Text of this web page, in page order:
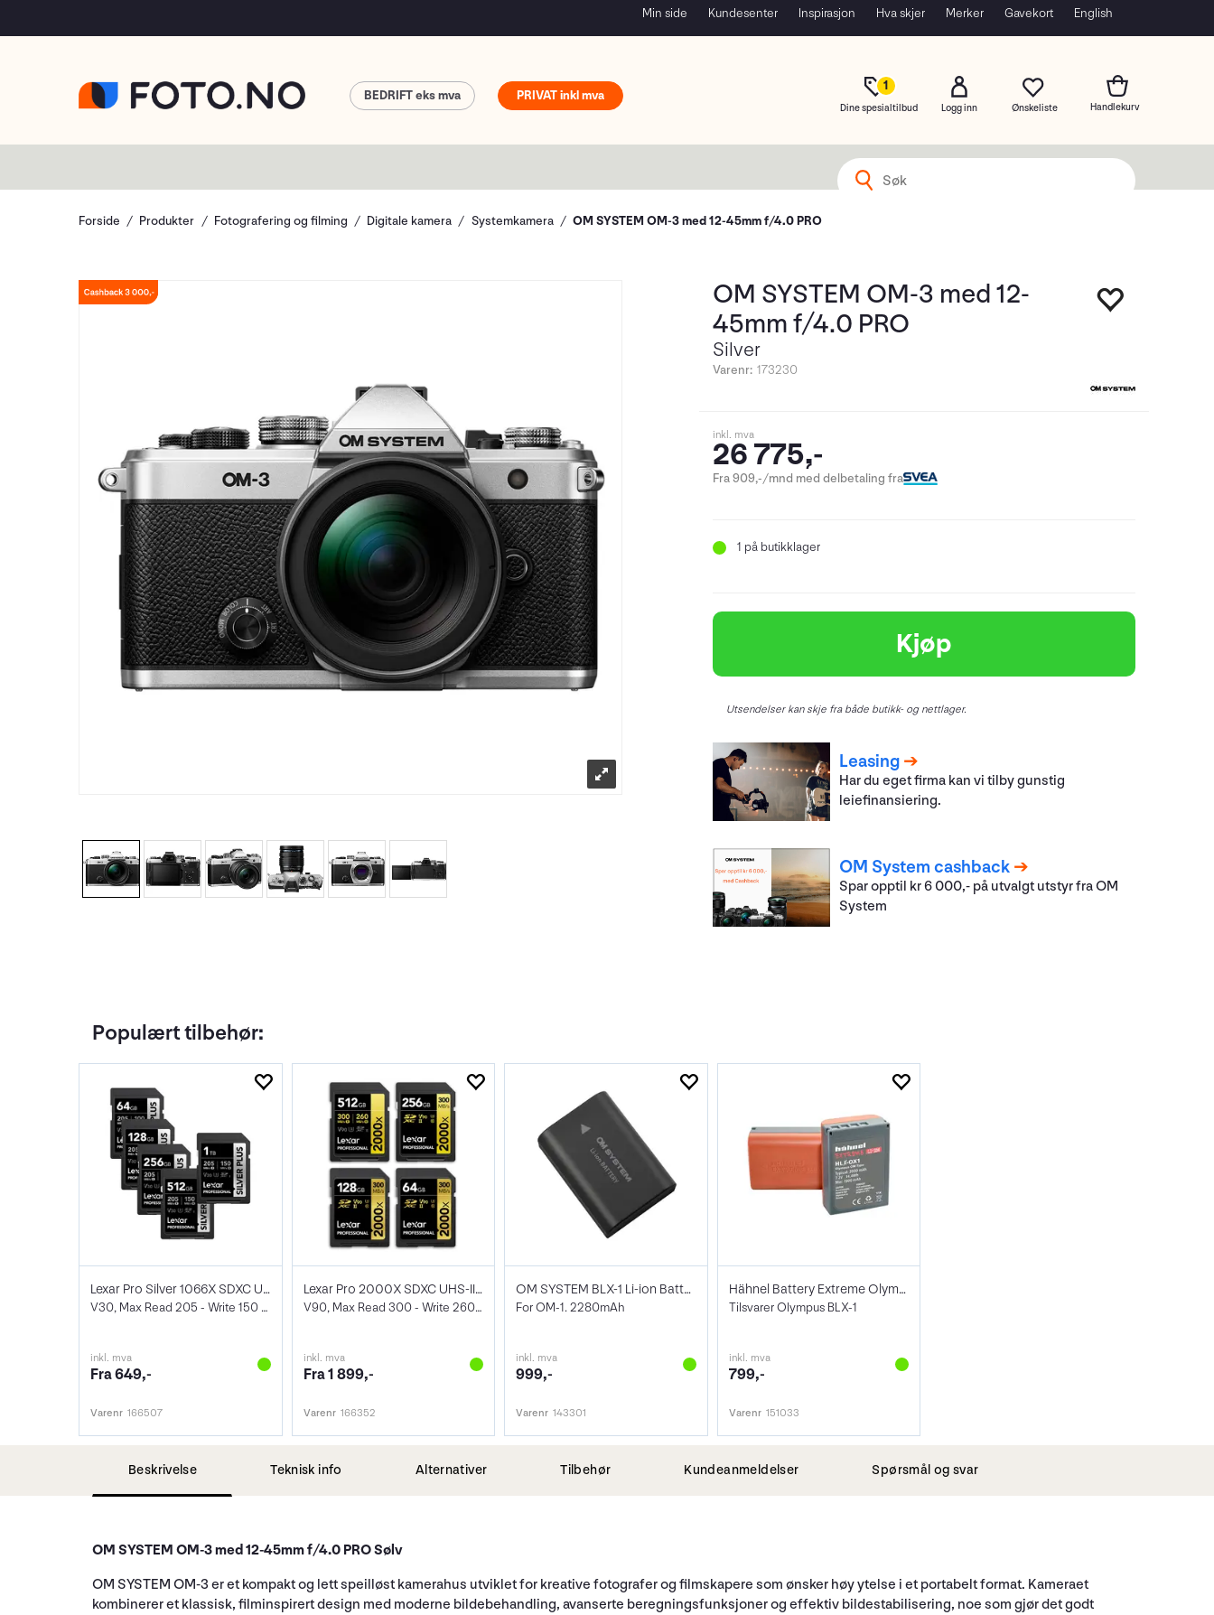
Min side Kundesenter Inspirasjon Hva skjer Merker Gavekort English
1
Dine spesialtilbud Logg inn
PRIVAT
BEDRIFT
Forside Produkter Fotografering og filming Digitale kamera Systemkamera OM SYSTEM OM-3 med 12-45mm f/4.0 PRO
OM SYSTEM OM-3 med 12-
45mm f/4.0 PRO
Silver
Varenr: 173230
inkl. mva
26 775,-
Fra 909,-/mnd med delbetaling fra
1 på butikklager
Kjøp
Utsendelser kan skje fra både butikk- og nettlager.
Leasing
Har du eget firma kan vi tilby gunstig
leiefinansiering.
OM System cashback
Spar opptil kr 6 000,- på utvalgt utstyr fra OM
System
Populært tilbehør:
Lexar Pro Silver 1066X SDXC UHS-I (V30)
V30, Max Read 205 - Write 150 MB/s
inkl. mva
Fra 649,-
Varenr 166507
Lexar Pro 2000X SDXC UHS-II U3
V90, Max Read 300 - Write 260 MB/s
inkl. mva
Fra 1 899,-
Varenr 166352
OM SYSTEM BLX-1 Li-ion Batteri
For OM-1. 2280mAh
inkl. mva
999,-
Varenr 143301
Hähnel Battery Extreme Olympus HLX-OX1
Tilsvarer Olympus BLX-1
inkl. mva
799,-
Varenr 151033
Beskrivelse Teknisk info Alternativer Tilbehør Kundeanmeldelser Spørsmål og svar
OM SYSTEM OM-3 med 12-45mm f/4.0 PRO Sølv
OM SYSTEM OM-3 er et kompakt og lett speilløst kamerahus utviklet for kreative fotografer og filmskapere som ønsker høy ytelse i et portabelt format. Kameraet
kombinerer et klassisk, filminspirert design med moderne bildebehandling, avanserte beregningsfunksjoner og effektiv bildestabilisering, noe som gjør det godt